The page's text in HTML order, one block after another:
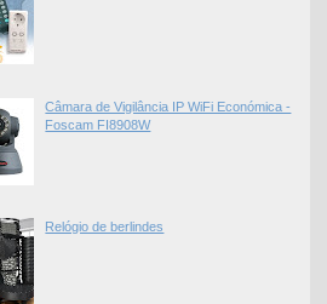
Câmara de Vigilância IP WiFi Económica -
Foscam FI8908W
Relógio de berlindes